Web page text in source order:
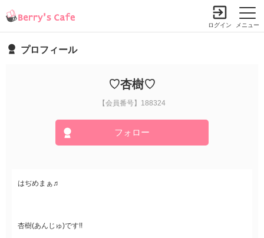
メニュー
ログイン
プロフィール
♡杏樹♡
【会員番号】188324
フォロー
はぢめまぁ♬
杏樹(あんじゅ)です!!